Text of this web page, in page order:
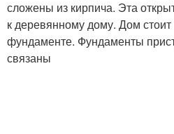
сложены из кирпича. Эта
к деревянному дому. Дом
фундаменте. Фундаменты
связаны